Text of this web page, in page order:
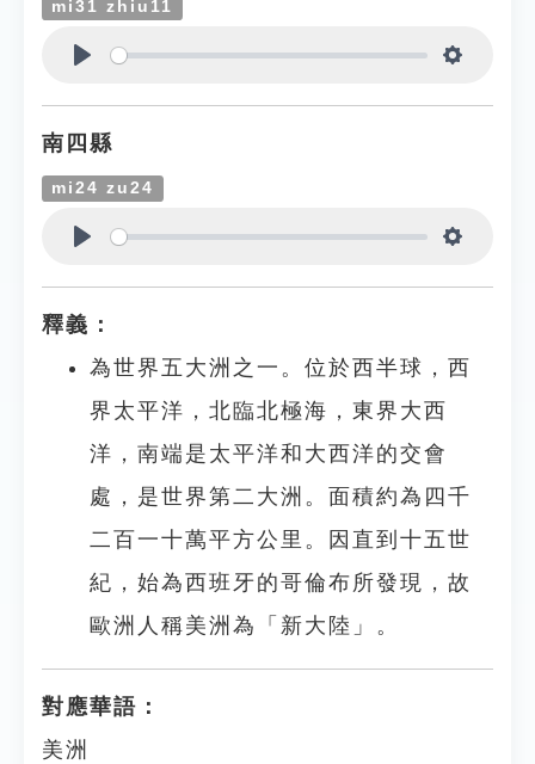
mi31 zhiu11
南四縣
mi24 zu24
釋義：
為世界五大洲之一。位於西半球，西
界太平洋，北臨北極海，東界大西
洋，南端是太平洋和大西洋的交會
處，是世界第二大洲。面積約為四千
二百一十萬平方公里。因直到十五世
紀，始為西班牙的哥倫布所發現，故
歐洲人稱美洲為「新大陸」。
對應華語：
美洲